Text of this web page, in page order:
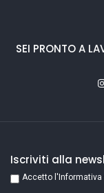
SEI PRONTO A
Iscriviti alla
Accetto l'Informativa